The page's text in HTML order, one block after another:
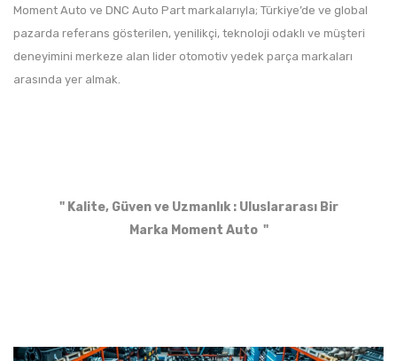
Moment Auto ve DNC Auto Part markalarıyla; Türkiye’de ve global
pazarda referans gösterilen, yenilikçi, teknoloji odaklı ve müşteri
deneyimini merkeze alan lider otomotiv yedek parça markaları
arasında yer almak.
" Kalite, Güven ve Uzmanlık :Uluslararası Bir
Marka Moment Auto "